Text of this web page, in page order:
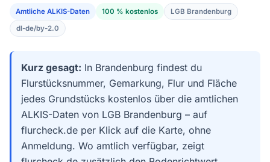
Amtliche ALKIS-Daten 100 % kostenlos
LGB Brandenburg
dl-de/by-2.0
Kurz gesagt: In Brandenburg findest du
Flurstücksnummer, Gemarkung, Flur und Fläche
jedes Grundstücks kostenlos über die amtlichen
ALKIS-Daten von LGB Brandenburg – auf
flurcheck.de per Klick auf die Karte, ohne
Anmeldung. Wo amtlich verfügbar, zeigt